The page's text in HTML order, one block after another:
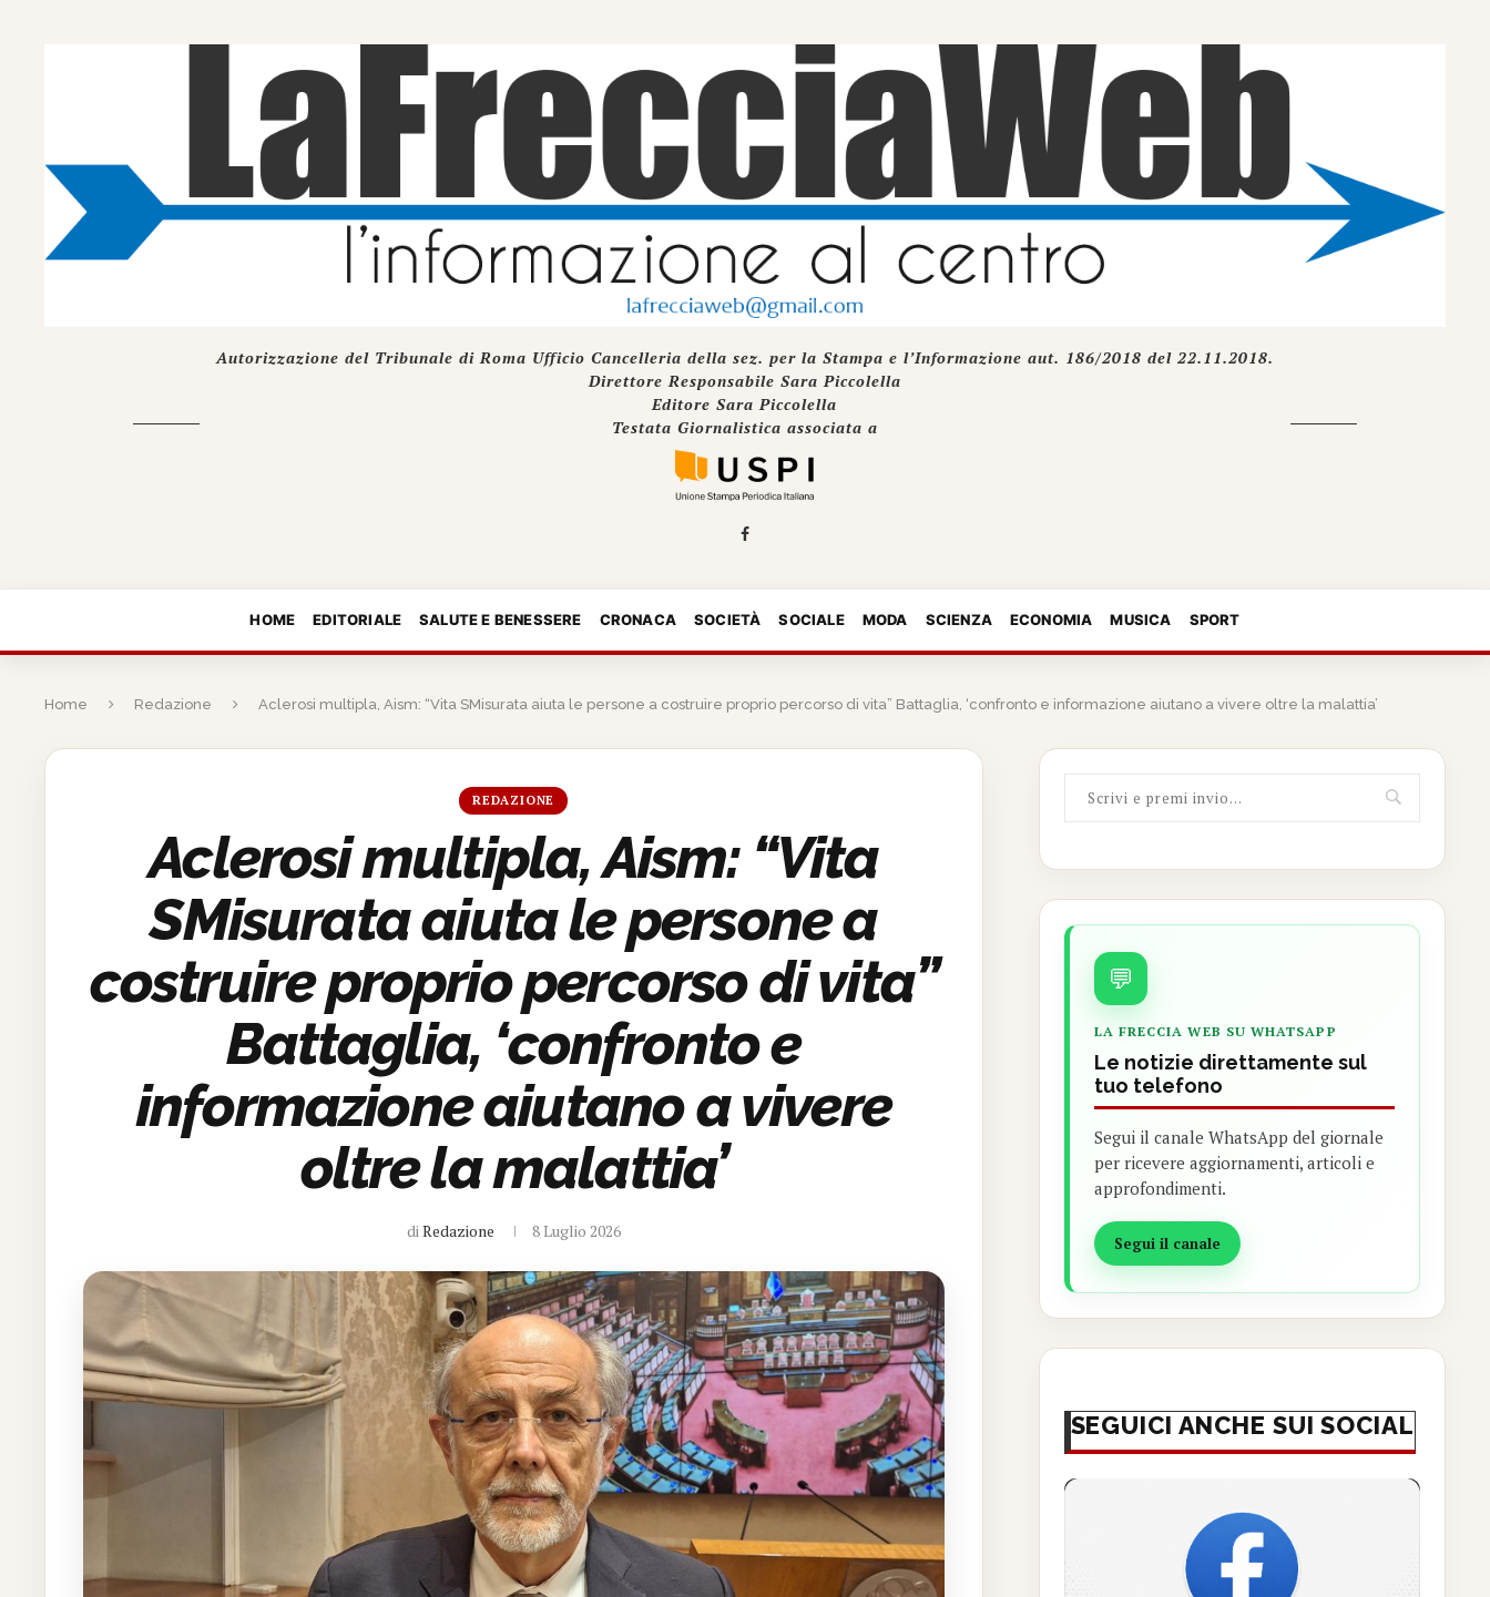
Autorizzazione del Tribunale di Roma Ufficio Cancelleria della sez. per la Stampa e l’Informazione aut. 186/2018 del 22.11.2018.
Direttore Responsabile Sara Piccolella
Editore Sara Piccolella
Testata Giornalistica associata a
HOME EDITORIALE SALUTE E BENESSERE CRONACA SOCIETÀ SOCIALE MODA SCIENZA ECONOMIA MUSICA SPORT
Home Redazione Aclerosi multipla, Aism: “Vita SMisurata aiuta le persone a costruire proprio percorso di vita” Battaglia, ‘confronto e informazione aiutano a vivere oltre la malattia’
REDAZIONE
Aclerosi multipla, Aism: “Vita
SMisurata aiuta le persone a
costruire proprio percorso di vita”
Battaglia, ‘confronto e
informazione aiutano a vivere
oltre la malattia’
diRedazione 8 Luglio 2026
💬
LA FRECCIA WEB SU WHATSAPP
Le notizie direttamente sul
tuo telefono
Segui il canale WhatsApp del giornale
per ricevere aggiornamenti, articoli e
approfondimenti.
Segui il canale
SEGUICI ANCHE SUI SOCIAL